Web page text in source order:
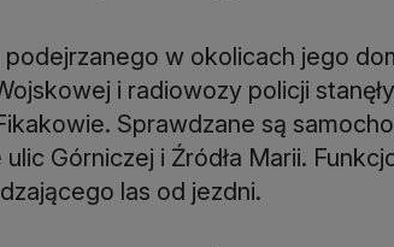
w okolicach jego
i radiowozy policji
Sprawdzane są
Górniczej i Źródła Marii.
las od jezdni.